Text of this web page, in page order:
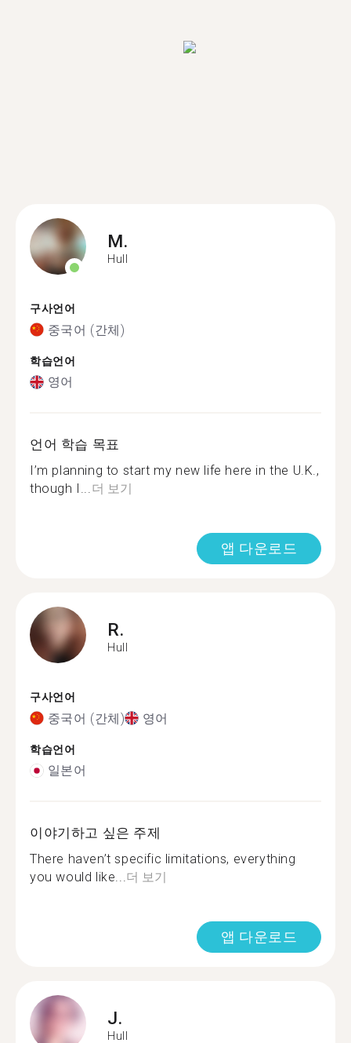
M.
Hull
구사언어
중국어 (간체)
학습언어
영어
언어 학습 목표
I’m planning to start my new life here in the U.K.,
though I...더 보기
앱 다운로드
R.
Hull
구사언어
중국어 (간체) 영어
학습언어
일본어
이야기하고 싶은 주제
There haven’t specific limitations, everything
you would like...더 보기
앱 다운로드
J.
Hull